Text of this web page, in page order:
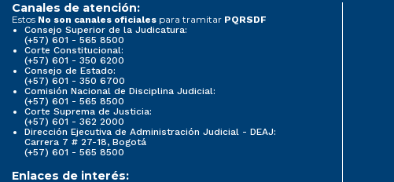
Canales de atención:
Estos No son canales oficiales para tramitar PQRSDF
Consejo Superior de la Judicatura:
(+57) 601 - 565 8500
Corte Constitucional:
(+57) 601 - 350 6200
Consejo de Estado:
(+57) 601 - 350 6700
Comisión Nacional de Disciplina Judicial:
(+57) 601 - 565 8500
Corte Suprema de Justicia:
(+57) 601 - 362 2000
Dirección Ejecutiva de Administración Judicial - DEAJ:
Carrera 7 # 27-18, Bogotá
(+57) 601 - 565 8500
Enlaces de interés: